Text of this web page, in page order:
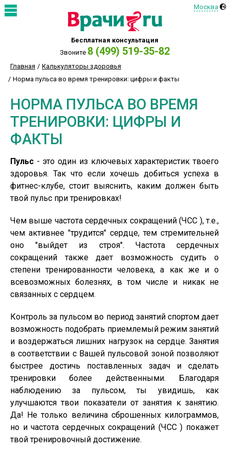
Бесплатная консультация
Звоните 8 (499) 519-35-82
Москва
Главная
Калькуляторы здоровья
Норма пульса во время тренировки: цифры и факты
НОРМА ПУЛЬСА ВО ВРЕМЯ
ТРЕНИРОВКИ: ЦИФРЫ И
ФАКТЫ
Пульс - это один из ключевых характеристик твоего
здоровья. Так что если хочешь добиться успеха в
фитнес-клубе, стоит выяснить, каким должен быть
твой пульс при тренировках!
Чем выше частота сердечных сокращений (ЧСС ), т.е.,
чем активнее "трудится" сердце, тем стремительней
оно "выйдет из строя". Частота сердечных
сокращений также дает возможность судить о
степени тренированности человека, а как же и о
всевозможных болезнях, в том числе и никак не
связанных с сердцем.
Контроль за пульсом во период занятий спортом дает
возможность подобрать приемлемый режим занятий
и воздержаться лишних нагрузок на сердце. Занятия
в соответствии с Вашей пульсовой зоной позволяют
быстрее достичь поставленных задач и сделать
тренировки более действенными. Благодаря
наблюдению за пульсом, ты увидишь, как
улучшаются твои показатели от занятия к занятию.
Да! Не только величина сброшенных килограммов,
но и частота сердечных сокращений (ЧСС ) покажет
твой тренировочный достижение.